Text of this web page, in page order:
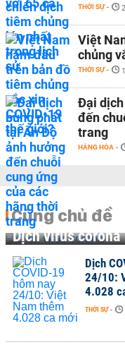
THỜI SỰ -
Việt
chủng
THỜI SỰ -
Đại
đến
trang
HÀNG HÓA -
Cùng chủ đề
Dịch virus corona
Dịch
24/10:
4.028
THỜI SỰ -